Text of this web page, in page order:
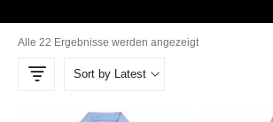
Alle 22 Ergebnisse werden angezeigt
Sort by Latest